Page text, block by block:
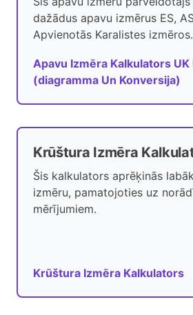
dažādus apavu izmērus ES,
Apvienotās Karalistes izmēros.
Apavu Izmēra Kalkulators UK
(diagramma Un Konversija)
Krūštura Izmēra
Šis kalkulators aprēķinās
izmēru, pamatojoties uz
mērījumiem.
Krūštura Izmēra Kalkulators